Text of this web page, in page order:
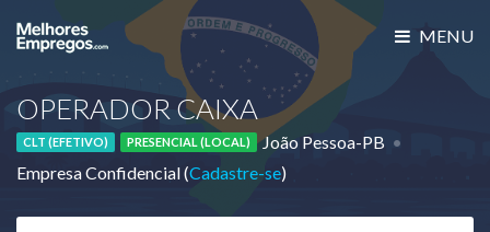
MENU
OPERADOR CAIXA
CLT (EFETIVO) PRESENCIAL (LOCAL)
João Pessoa-PB
Empresa Confidencial (Cadastre-se)